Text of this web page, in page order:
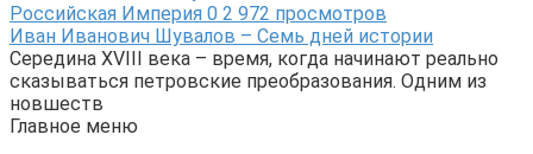
Российская Империя 0 2 972 просмотров
Иван Иванович Шувалов – Семь дней истории
Середина XVIII века – время, когда начинают реально
сказываться петровские преобразования. Одним из
новшеств
Главное меню